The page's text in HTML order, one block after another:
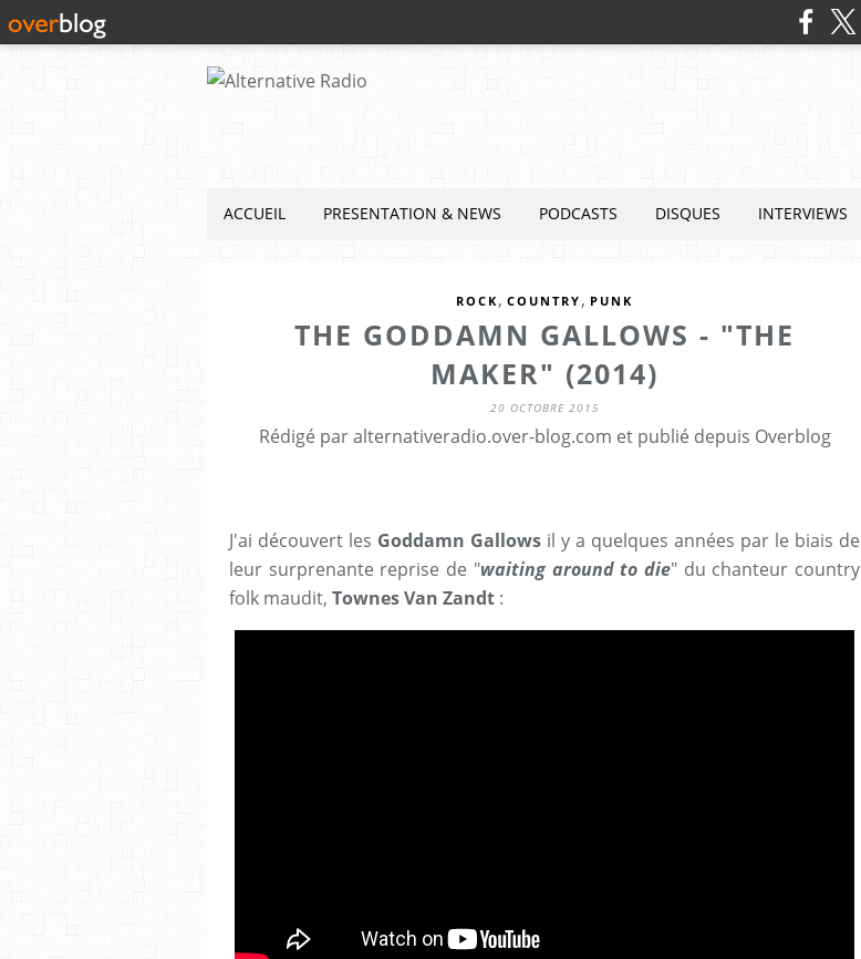
ACCUEIL PRESENTATION & NEWS PODCASTS DISQUES INTERVIEWS
ROCK , COUNTRY , PUNK
THE GODDAMN GALLOWS - "THE
MAKER" (2014)
20 OCTOBRE 2015
Rédigé par alternativeradio.over-blog.com et publié depuis Overblog
J'ai découvert les Goddamn Gallows il y a quelques années par le biais de
leur surprenante reprise de "waiting around to die" du chanteur country
folk maudit, Townes Van Zandt :